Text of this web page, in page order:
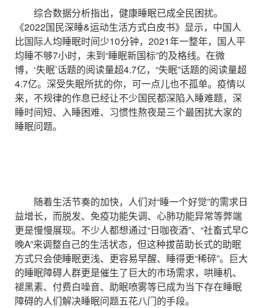
综合数据分析指出，健康睡眠已成全民困扰。
《2022国民深睡&运动生活方式白皮书》显示，中国人
比国际人均睡眠时间少10分钟，2021年一整年，国人平
均睡不够7小时，未到“睡眠新国标”的及格线。在微
博，‘失眠’话题的阅读量超4.7亿，“失眠”话题的阅读量超
4.7亿。深受失眠所扰的你，可一点儿也不孤单。疫情以
来，不规律的作息已经让不少国民都深陷入睡难题，深
睡时间短、入睡困难、习惯性熬夜是三个最困扰大家的
睡眠问题。
随着生活节奏的加快，人们对“睡一个好觉”的需求日
益增长，而脱发、免疫功能失调、心肺功能异常等弊端
更是慢慢展现。不少人都想通过“日咖夜酒”、“社畜式早C
晚A”来调整自己的生活状态，但这种拔苗助长式的助眠
方式只会使睡眠更浅、更容易早醒、睡得更“稀碎”。巨大
的睡眠障碍人群更是催生了巨大的市场需求，哄睡机、
褪黑素、付费白噪音、助眠喷雾等已成为当下存在睡眠
障碍的人们解决睡眠问题五花八门的手段。